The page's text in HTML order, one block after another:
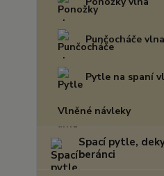
Punčocháče vlna
Pytle na spaní
Vlněné návleky
Spací pytle,
beránci